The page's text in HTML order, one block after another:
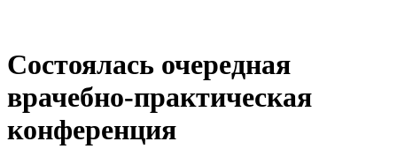
Состоялась очередная
врачебно-практическая
конференция